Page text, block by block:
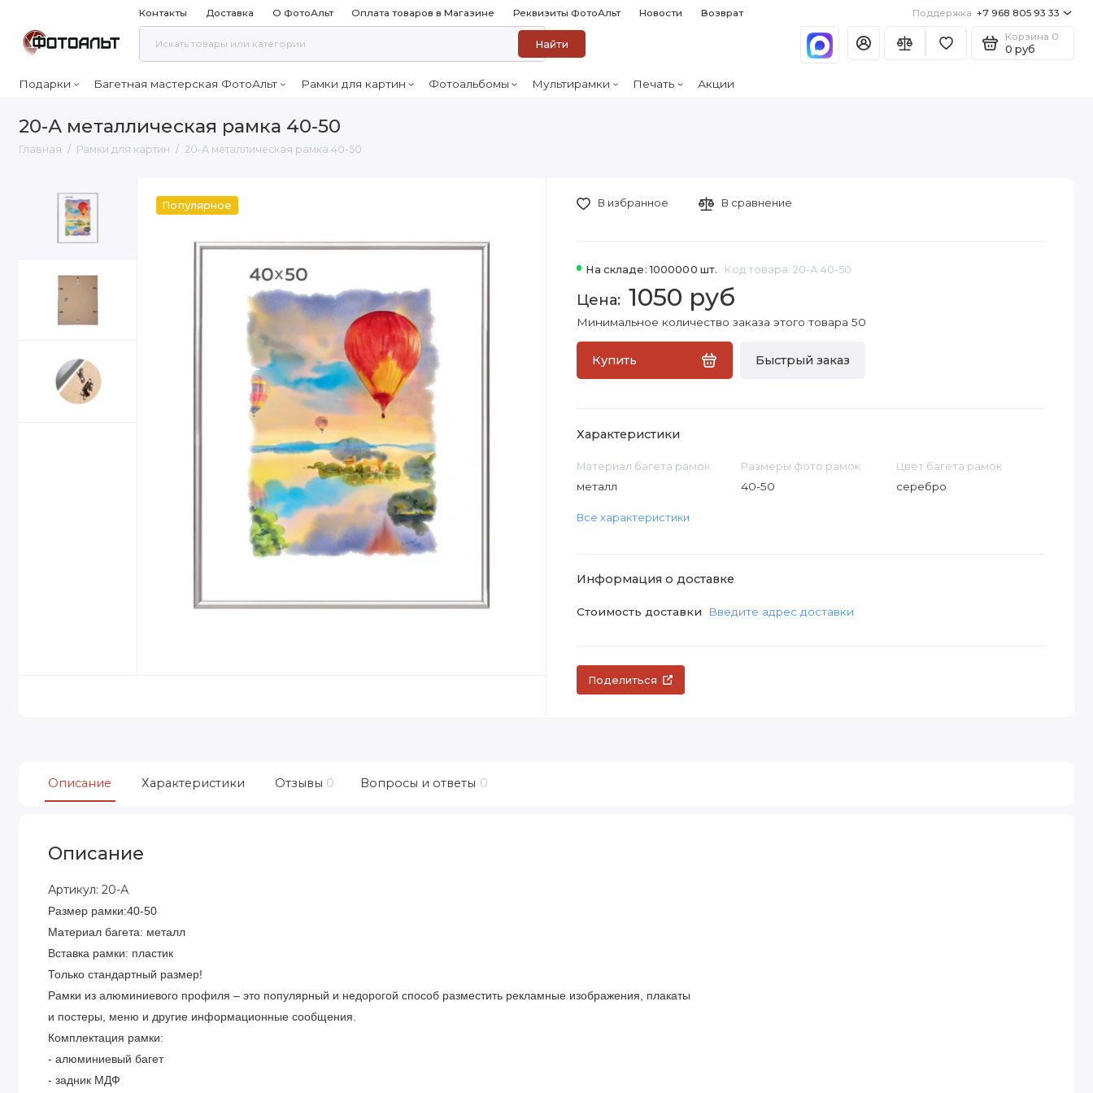
Контакты Доставка О ФотоАльт Оплата товаров в Магазине Реквизиты ФотоАльт Новости Возврат Поддержка +7 968 805 93 33
Найти
Корзина 0
0 руб
Подарки Багетная мастерская ФотоАльт Рамки для картин Фотоальбомы Мультирамки Печать Акции
20-А металлическая рамка 40-50
Главная Рамки для картин 20-А металлическая рамка 40-50
Популярное
На складе: 1000000 шт. Код товара: 20-А 40-50
1050 руб
Минимальное количество заказа этого товара 50
Купить Быстрый заказ
В избранное В сравнение
Характеристики
Материал багета рамок
металл
Размеры фото рамок
40-50
Цвет багета рамок
серебро
Все характеристики
Информация о доставке
Стоимость доставки Введите адрес доставки
Поделиться
Описание Характеристики Отзывы 0 Вопросы и ответы 0
Описание
Артикул: 20-А
Размер рамки:40-50
Материал багета: металл
Вставка рамки: пластик
Только стандартный размер!
Рамки из алюминиевого профиля – это популярный и недорогой способ разместить рекламные изображения, плакаты
и постеры, меню и другие информационные сообщения.
Комплектация рамки:
- алюминиевый багет
- задник МДФ